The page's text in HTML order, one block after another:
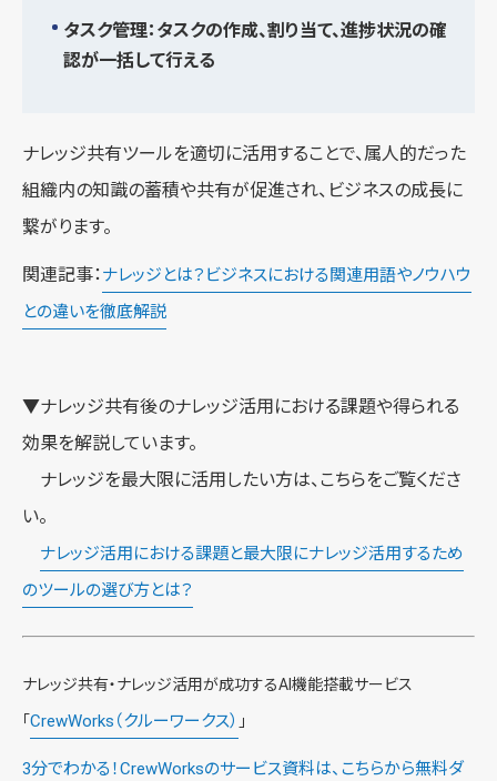
タスク管理：タスクの作成、割り当て、進捗状況の確
認が一括して行える
ナレッジ共有ツールを適切に活用することで、属人的だった
組織内の知識の蓄積や共有が促進され、ビジネスの成長に
繋がります。
関連記事： ナレッジとは？ビジネスにおける関連用語やノウハウ
との違いを徹底解説
▼ナレッジ共有後のナレッジ活用における課題や得られる
効果を解説しています。
ナレッジを最大限に活用したい方は、こちらをご覧くださ
い。
ナレッジ活用における課題と最大限にナレッジ活用するため
のツールの選び方とは？
ナレッジ共有・ナレッジ活用が成功するAI機能搭載サービス
「 CrewWorks（クルーワークス） 」
3分でわかる！CrewWorksのサービス資料は、こちらから無料ダ